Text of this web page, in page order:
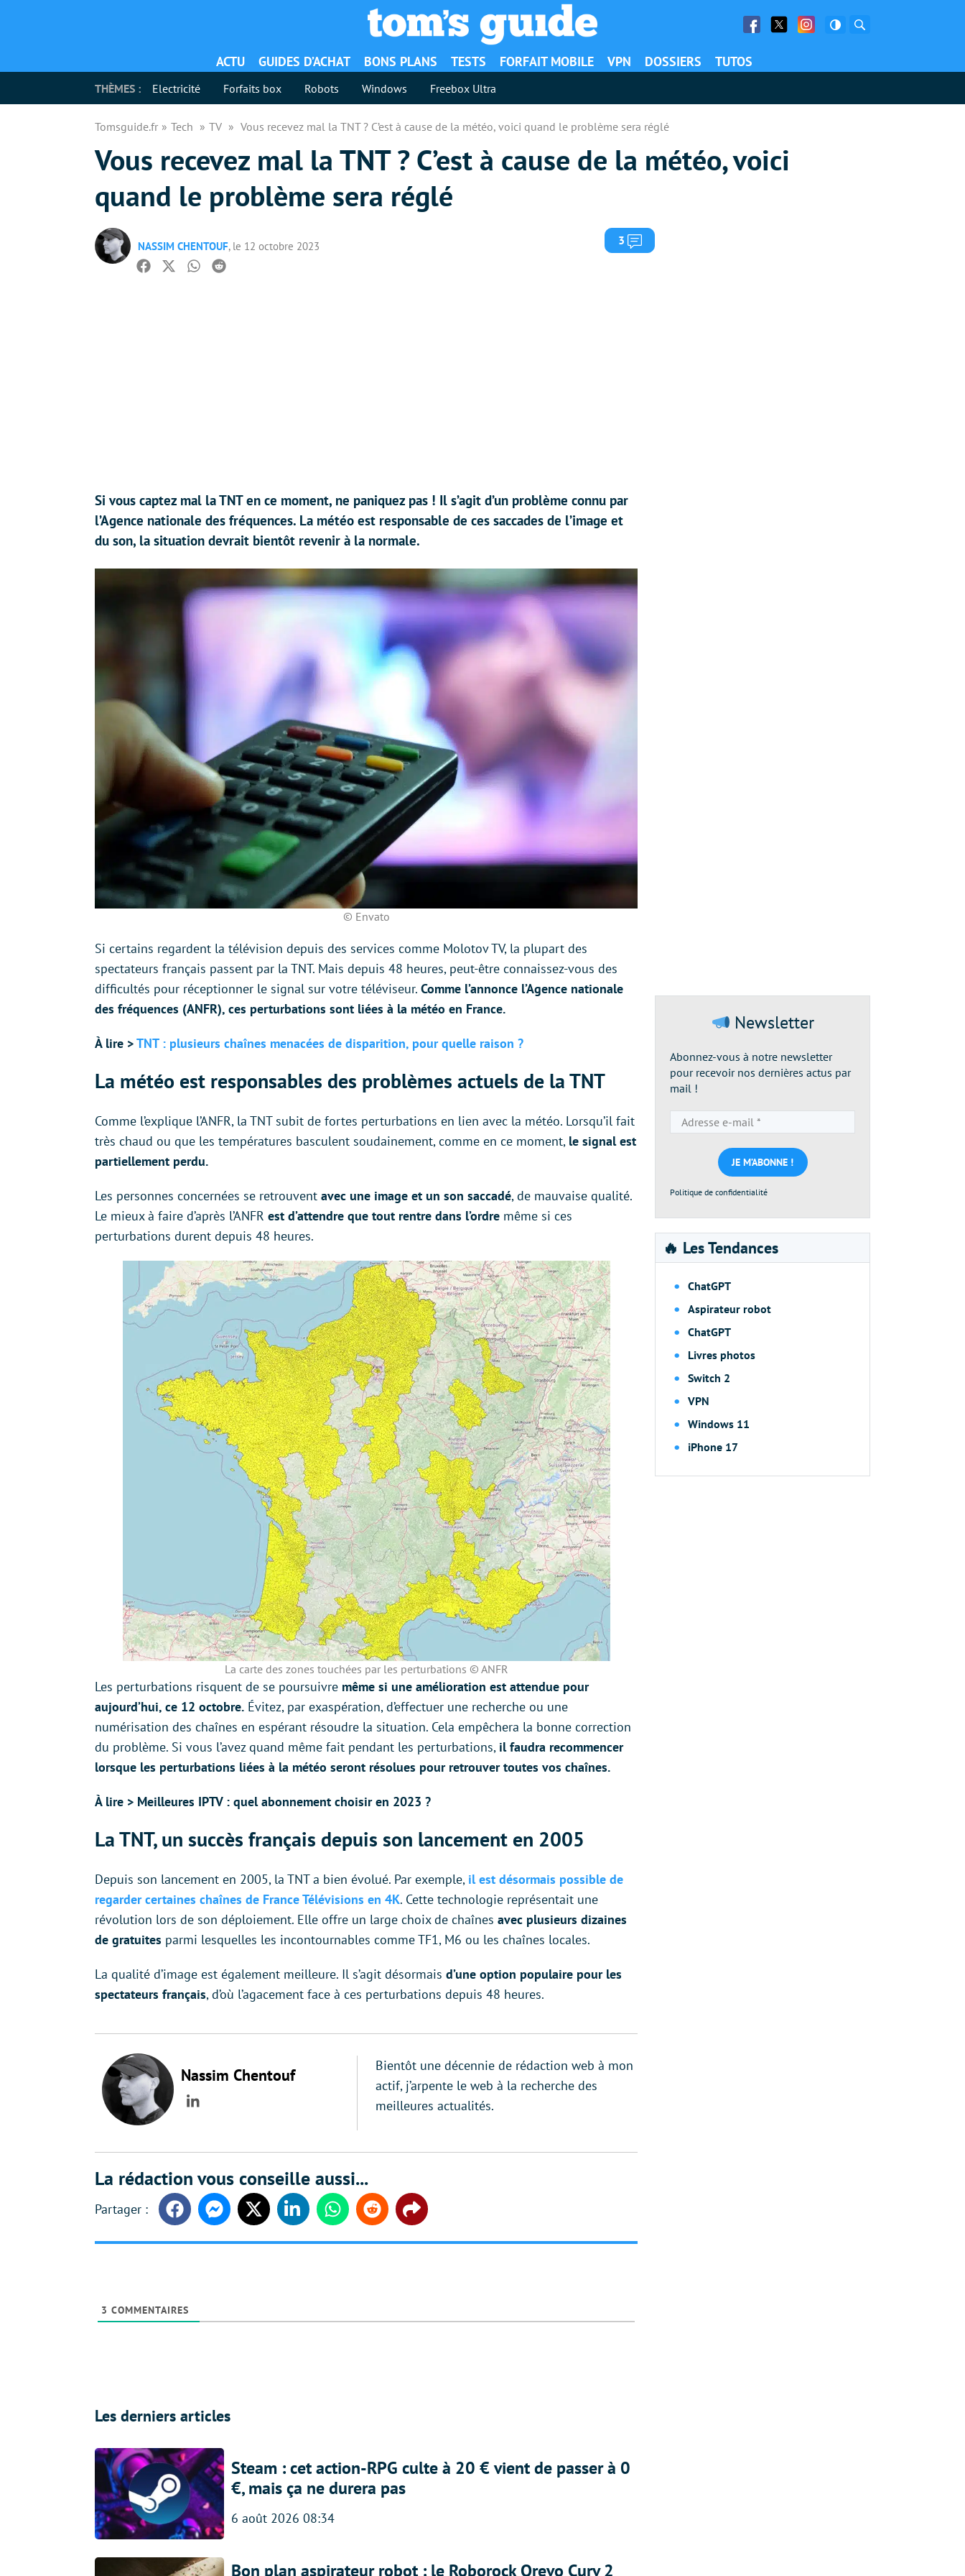
Facebook
Twitter Facebook
ACTU GUIDES D’ACHAT BONS PLANS TESTS FORFAIT MOBILE VPN DOSSIERS TUTOS
THÈMES : Electricité Forfaits box Robots Windows Freebox Ultra
Tomsguide.fr Tech TV Vous recevez mal la TNT ? C’est à cause de la météo, voici quand le problème sera réglé
Vous recevez mal la TNT ? C’est à cause de la météo, voici
quand le problème sera réglé
NASSIM CHENTOUF, le 12 octobre 2023 3 Commentaires
Facebook
TwitterWhatsapp
Reddit
Si vous captez mal la TNT en ce moment, ne paniquez pas ! Il s’agit d’un problème connu par
l’Agence nationale des fréquences. La météo est responsable de ces saccades de l’image et
du son, la situation devrait bientôt revenir à la normale.
© Envato
Si certains regardent la télévision depuis des services comme Molotov TV, la plupart des
spectateurs français passent par la TNT. Mais depuis 48 heures, peut-être connaissez-vous des
difficultés pour réceptionner le signal sur votre téléviseur. Comme l’annonce l’Agence nationale
des fréquences (ANFR), ces perturbations sont liées à la météo en France.
À lire >TNT : plusieurs chaînes menacées de disparition, pour quelle raison ?
La météo est responsables des problèmes actuels de la TNT
Comme l’explique l’ANFR, la TNT subit de fortes perturbations en lien avec la météo. Lorsqu’il fait
très chaud ou que les températures basculent soudainement, comme en ce moment, le signal est
partiellement perdu.
Les personnes concernées se retrouvent avec une image et un son saccadé, de mauvaise qualité.
Le mieux à faire d’après l’ANFR est d’attendre que tout rentre dans l’ordre même si ces
perturbations durent depuis 48 heures.
La carte des zones touchées par les perturbations © ANFR
Les perturbations risquent de se poursuivre même si une amélioration est attendue pour
aujourd’hui, ce 12 octobre. Évitez, par exaspération, d’effectuer une recherche ou une
numérisation des chaînes en espérant résoudre la situation. Cela empêchera la bonne correction
du problème. Si vous l’avez quand même fait pendant les perturbations, il faudra recommencer
lorsque les perturbations liées à la météo seront résolues pour retrouver toutes vos chaînes.
À lire > Meilleures IPTV : quel abonnement choisir en 2023 ?
La TNT, un succès français depuis son lancement en 2005
Depuis son lancement en 2005, la TNT a bien évolué. Par exemple, il est désormais possible de
regarder certaines chaînes de France Télévisions en 4K. Cette technologie représentait une
révolution lors de son déploiement. Elle offre un large choix de chaînes avec plusieurs dizaines
de gratuites parmi lesquelles les incontournables comme TF1, M6 ou les chaînes locales.
La qualité d’image est également meilleure. Il s’agit désormais d’une option populaire pour les
spectateurs français, d’où l’agacement face à ces perturbations depuis 48 heures.
Nassim Chentouf
LinkedIn
Bientôt une décennie de rédaction web à mon
actif, j’arpente le web à la recherche des
meilleures actualités.
La rédaction vous conseille aussi...
FacebookMessengerTwitter LinkedinWhatsappReddit Share
3 COMMENTAIRES
Les derniers articles
Steam : cet action-RPG culte à 20 € vient de passer à 0
€, mais ça ne durera pas
6 août 2026 08:34
Bon plan aspirateur robot : le Roborock Qrevo Curv 2
Newsletter
Abonnez-vous à notre newsletter
pour recevoir nos dernières actus par
mail !
e-
mail
*
Politique de confidentialité
🔥 Les Tendances
ChatGPT
Aspirateur robot
ChatGPT
Livres photos
Switch 2
VPN
Windows 11
iPhone 17